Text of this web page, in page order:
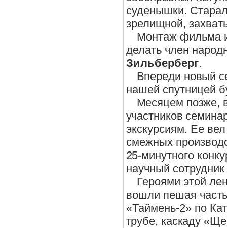
суденышки.
зрелищной,
Монтаж фильма
делать член
Зильберберг.
Впереди новый
нашей спутницей
Месяцем позже,
участников
экскурсиям. Ее
смежных
25-минутного
научный
Героями этой
вошли пешая
«Таймень-2» по
трубе, каскаду